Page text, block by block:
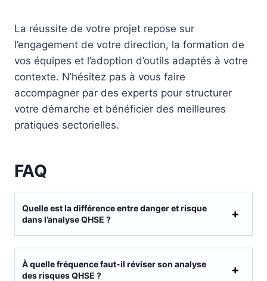
La réussite de votre projet repose sur
l’engagement de votre direction, la formation de
vos équipes et l’adoption d’outils adaptés à votre
contexte. N’hésitez pas à vous faire
accompagner par des experts pour structurer
votre démarche et bénéficier des meilleures
pratiques sectorielles.
FAQ
Quelle est la différence entre danger et risque
dans l’analyse QHSE ?
À quelle fréquence faut-il réviser son analyse
des risques QHSE ?